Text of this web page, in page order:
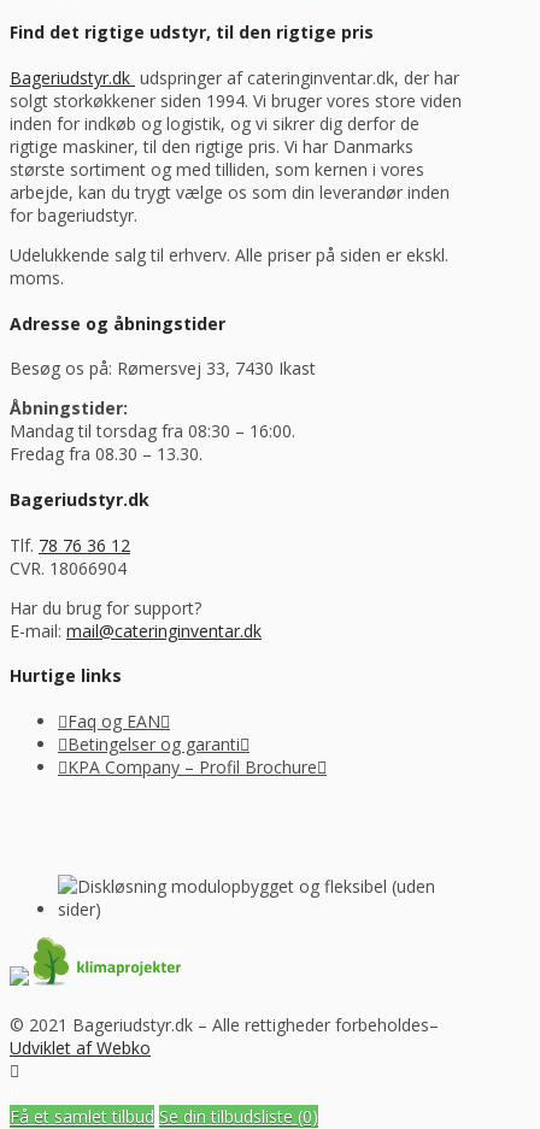
Find det rigtige udstyr, til den rigtige pris
Bageriudstyr.dk udspringer af cateringinventar.dk, der har
solgt storkøkkener siden 1994. Vi bruger vores store viden
inden for indkøb og logistik, og vi sikrer dig derfor de
rigtige maskiner, til den rigtige pris. Vi har Danmarks
største sortiment og med tilliden, som kernen i vores
arbejde, kan du trygt vælge os som din leverandør inden
for bageriudstyr.
Udelukkende salg til erhverv. Alle priser på siden er ekskl.
moms.
Adresse og åbningstider
Besøg os på: Rømersvej 33, 7430 Ikast
Åbningstider:
Mandag til torsdag fra 08:30 – 16:00.
Fredag fra 08.30 – 13.30.
Bageriudstyr.dk
Tlf. 78 76 36 12
CVR. 18066904
Har du brug for support?
E-mail: mail@cateringinventar.dk
Hurtige links
Faq og EAN
Betingelser og garanti
KPA Company – Profil Brochure
© 2021 Bageriudstyr.dk – Alle rettigheder forbeholdes–
Udviklet af Webko
Få et samlet tilbud Se din tilbudsliste (0)